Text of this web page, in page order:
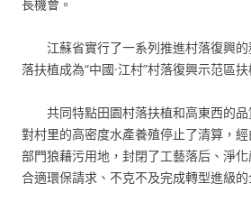
長機會。
江蘇省實行了一系列推進村落復興
落扶植成為“中國·江村”村落復興示范區
共同特點田園村落扶植和高東西的
對村里的高密度水產養殖停止了清算，
部門狼藉污用地，封閉了工藝落后、淨
合適環保請求、不克不及完成轉型進級的